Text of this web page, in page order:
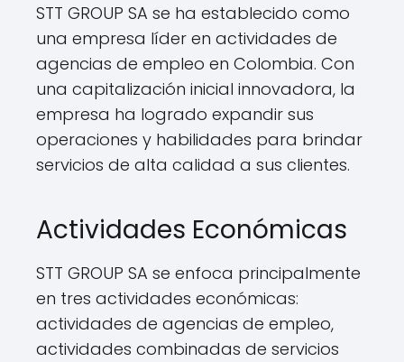
STT GROUP SA se ha establecido como
una empresa líder en actividades de
agencias de empleo en Colombia. Con
una capitalización inicial innovadora, la
empresa ha logrado expandir sus
operaciones y habilidades para brindar
servicios de alta calidad a sus clientes.
Actividades Económicas
STT GROUP SA se enfoca principalmente
en tres actividades económicas:
actividades de agencias de empleo,
actividades combinadas de servicios